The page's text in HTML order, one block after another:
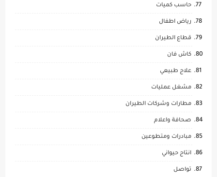
حاسب كميات
رياض اطفال
قطاع الطيران
كاش فان
علاج طبيعي
مشغل عمليات
مطارات وشركات الطيران
صحافة واعلام
مبادرات ومتطوعين
انتاج حيواني
تواصل